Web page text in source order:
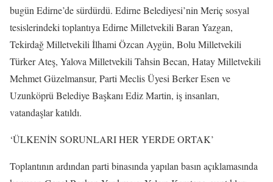
bugün Edirne’de sürdürdü. Edirne Belediyesi’nin Meriç sosyal
tesislerindeki toplantıya Edirne Milletvekili Baran Yazgan,
Tekirdağ Milletvekili İlhami Özcan Aygün, Bolu Milletvekili
Türker Ateş, Yalova Milletvekili Tahsin Becan, Hatay Milletvekili
Mehmet Güzelmansur, Parti Meclis Üyesi Berker Esen ve
Uzunköprü Belediye Başkanı Ediz Martin, iş insanları,
vatandaşlar katıldı.
‘ÜLKENİN SORUNLARI HER YERDE ORTAK’
Toplantının ardından parti binasında yapılan basın açıklamasında